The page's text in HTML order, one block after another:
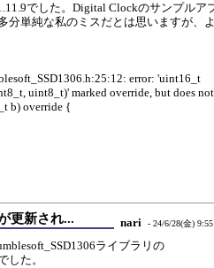
でした。Digital Clockのサンプルア
分単純な私のミスだとは思いますが、
error: 'uint16_t
uint8_t)' marked override, but does
b) override {
更新され... nari - 24/6/28(金)
ライブラリの
した。